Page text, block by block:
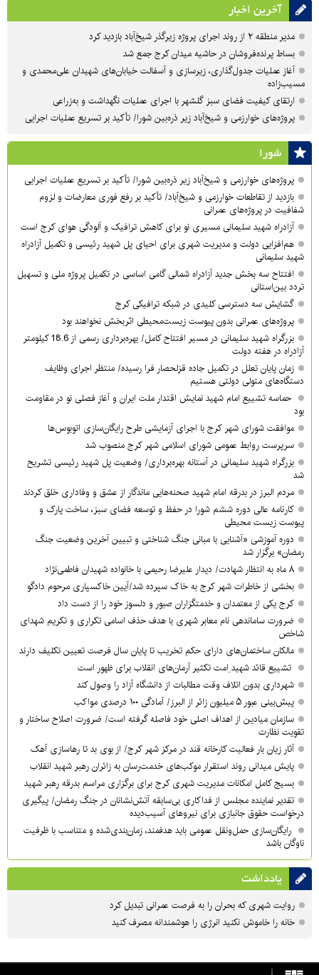
آخرین اخبار
مدیر منطقه ۲ از روند اجرای پروژه زیرگذر شیخ‌آباد بازدید کرد
بساط پرنده‌فروشان در حاشیه میدان کرج جمع شد
آغاز عملیات جدول‌گذاری، زیرسازی و آسفالت خیابان‌های شهیدان علی‌محمدی و
مسیب‌زاده
ارتقای کیفیت فضای سبز گلشهر با اجرای عملیات نگهداشت و به‌زراعی
پروژه‌های خوارزمی و شیخ‌آباد زیر ذره‌بین شورا/ تأکید بر تسریع عملیات اجرایی
شورا
پروژه‌های خوارزمی و شیخ‌آباد زیر ذره‌بین شورا/ تأکید بر تسریع عملیات اجرایی
بازدید از تقاطعات خوارزمی و شیخ‌آباد/ تأکید بر رفع فوری معارضات و لزوم
شفافیت در پروژه‌های عمرانی
آزادراه شهید سلیمانی مسیری نو برای کاهش ترافیک و آلودگی هوای کرج است
هم‌افزایی دولت و مدیریت شهری برای احیای پل شهید رئیسی و تکمیل آزادراه
شهید سلیمانی
افتتاح سه بخش جدید آزادراه شمالی گامی اساسی در تکمیل پروژه ملی و تسهیل
تردد بین‌استانی
گشایش سه دسترسی کلیدی در شبکه ترافیکی کرج
پروژه‌های عمرانی بدون پیوست زیست‌محیطی اثربخش نخواهند بود
بزرگراه شهید سلیمانی در مسیر افتتاح کامل/ بهره‌برداری رسمی از 18.6 کیلومتر
آزادراه در هفته دولت
زمان پایان تعلل در تکمیل جاده قزلحصار فرا رسیده/ منتظر اجرای وظایف
دستگاه‌های متولی دولتی هستیم
حماسه تشییع امام شهید نمایش اقتدار ملت ایران و آغاز فصلی نو در مقاومت
بود
موافقت شورای شهر کرج با اجرای آزمایشی طرح رایگان‌سازی اتوبوس‌ها
سرپرست روابط عمومی شورای اسلامی شهر کرج منصوب شد
بزرگراه شهید سلیمانی در آستانه بهره‌برداری/ وضعیت پل شهید رئیسی تشریح
شد
مردم البرز در بدرقه امام شهید صحنه‌هایی ماندگار از عشق و وفاداری خلق کردند
کارنامه عالی دوره ششم شورا در حفظ و توسعه فضای سبز، ساخت پارک و
پیوست زیست محیطی
دوره آموزشی «آشنایی با مبانی جنگ شناختی و تبیین آخرین وضعیت جنگ
رمضان» برگزار شد
۸ ماه به انتظار شهادت/ دیدار علیرضا رحیمی با خانواده شهیدان فاطمی‌نژاد
بخشی از خاطرات شهر کرج به خاک سپرده شد/آیین خاکسپاری مرحوم دادگو
کرج یکی از معتمدان و خدمتگزاران صبور و دلسوز خود را از دست داد
ضرورت ساماندهی نام‌ معابر شهری با هدف حذف اسامی تکراری و تکریم شهدای
شاخص
مالکان ساختمان‌های دارای حکم تخریب تا پایان سال فرصت تعیین تکلیف دارند
تشییع قائد شهید ِامت تکثیر آرمان‌های انقلاب برای ظهور است
شهرداری بدون اتلاف وقت مطالبات از دانشگاه آزاد را وصول کند
پیش‌بینی عبور ۵ میلیون زائر از البرز/ آمادگی ۱۰۰ درصدی مواکب
سازمان میادین از اهداف اصلی خود فاصله گرفته است/ ضرورت اصلاح ساختار و
تقویت نظارت
آثار زیان بار فعالیت کارخانه قند در مرکز شهر کرج/ از بوی بد تا رهاسازی آهک
پایش میدانی روند استقرار موکب‌های خدمت‌رسان به زائران رهبر شهید انقلاب
بسیج کامل امکانات مدیریت شهری کرج برای برگزاری مراسم بدرقه رهبر شهید
تقدیر نماینده مجلس از فداکاری بی‌سابقه آتش‌نشانان در جنگ رمضان/ پیگیری
درخواست حقوق جانبازی برای نیروهای آسیب‌دیده
رایگان‌سازی حمل‌ونقل عمومی باید هدفمند، زمان‌بندی‌شده و متناسب با ظرفیت
ناوگان باشد
یادداشت
روایت شهری که بحران را به فرصت عمرانی تبدیل کرد
خانه را خاموش نکنید انرژی را هوشمندانه مصرف کنید